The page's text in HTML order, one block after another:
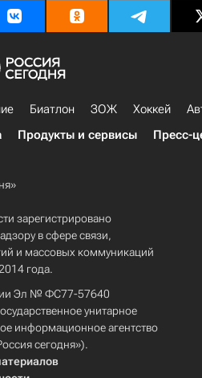
Биатлон ЗОЖ Хоккей
Продукты и сервисы Пресс-
зарегистрировано
в сфере связи,
и массовых коммуникаций
года.
Эл № ФС77-57640
унитарное
информационное агентство
сегодня»).